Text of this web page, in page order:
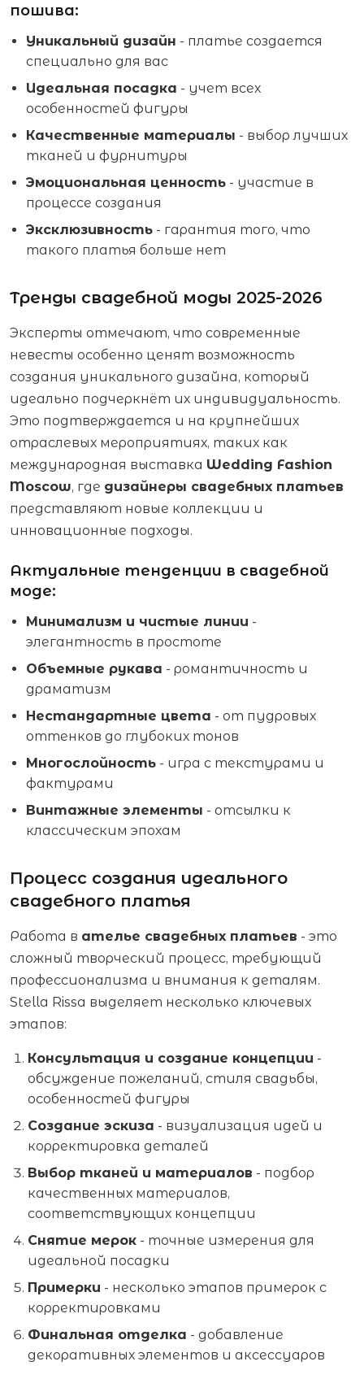
пошива:
Уникальный дизайн - платье создается
специально для вас
Идеальная посадка - учет всех
особенностей фигуры
Качественные материалы - выбор лучших
тканей и фурнитуры
Эмоциональная ценность - участие в
процессе создания
Эксклюзивность - гарантия того, что
такого платья больше нет
Тренды свадебной моды 2025-2026
Эксперты отмечают, что современные
невесты особенно ценят возможность
создания уникального дизайна, который
идеально подчеркнёт их индивидуальность.
Это подтверждается и на крупнейших
отраслевых мероприятиях, таких как
международная выставка Wedding Fashion
Moscow, где дизайнеры свадебных платьев
представляют новые коллекции и
инновационные подходы.
Актуальные тенденции в свадебной
моде:
Минимализм и чистые линии -
элегантность в простоте
Объемные рукава - романтичность и
драматизм
Нестандартные цвета - от пудровых
оттенков до глубоких тонов
Многослойность - игра с текстурами и
фактурами
Винтажные элементы - отсылки к
классическим эпохам
Процесс создания идеального
свадебного платья
Работа в ателье свадебных платьев - это
сложный творческий процесс, требующий
профессионализма и внимания к деталям.
Stella Rissa выделяет несколько ключевых
этапов:
Консультация и создание концепции -
обсуждение пожеланий, стиля свадьбы,
особенностей фигуры
Создание эскиза - визуализация идей и
корректировка деталей
Выбор тканей и материалов - подбор
качественных материалов,
соответствующих концепции
Снятие мерок - точные измерения для
идеальной посадки
Примерки - несколько этапов примерок с
корректировками
Финальная отделка - добавление
декоративных элементов и аксессуаров